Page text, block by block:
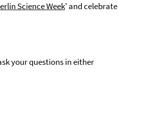
Science Week' and celebrate
your questions in either